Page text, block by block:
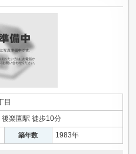
目
楽園駅 徒歩10分
築年数 1983年